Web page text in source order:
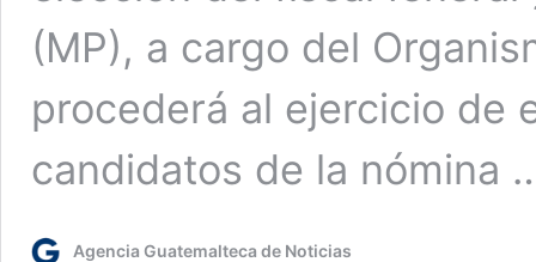
(MP), a cargo del
procederá al ejercicio de
candidatos de la nómina
Agencia Guatemalteca de Noticias